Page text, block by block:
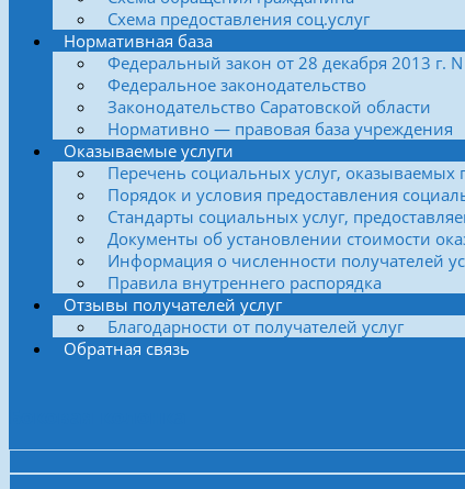
Схема предоставления соц.услуг
Нормативная база
Федеральный закон от 28 декабря 2013 г.
Федеральное законодательство
Законодательство Саратовской области
Нормативно — правовая база учреждения
Оказываемые услуги
Перечень социальных услуг, оказываемых
Порядок и условия предоставления
Стандарты социальных услуг,
Документы об установлении стоимости
Информация о численности получателей
Правила внутреннего распорядка
Отзывы получателей услуг
Благодарности от получателей услуг
Обратная связь